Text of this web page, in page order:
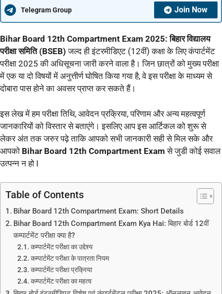
Telegram Group Join Now
Bihar Board 12th Compartment Exam 2025: बिहार विद्यालय
परीक्षा समिति (BSEB) जल्द ही इंटरमीडिएट (12वीं) कक्षा के लिए कंपार्टमेंट
परीक्षा 2025 की अधिसूचना जारी करने वाला है। जिन छात्रों को मुख्य परीक्षा
में एक या दो विषयों में अनुत्तीर्ण घोषित किया गया है, वे इस परीक्षा के माध्यम से
दोबारा पास होने का अवसर प्राप्त कर सकते हैं।
इस लेख में हम परीक्षा तिथि, आवेदन प्रक्रिया, परिणाम और अन्य महत्वपूर्ण
जानकारियों को विस्तार से बताएंगे। इसलिए आप इस आर्टिकल को शुरू से
लेकर अंत तक जरुर पढ़े ताकि आपको सभी जानकारी सही से मिल सके और
आपको Bihar Board 12th Compartment Exam से जुडी कोई सवाल
उत्पन्न न हो I
Table of Contents
Bihar Board 12th Compartment Exam: Short Details
Bihar Board 12th Compartment Exam Kya Hai: बिहार बोर्ड 12वीं
कम्पार्टमेंट परीक्षा क्या है?
कम्पार्टमेंट परीक्षा का उद्देश्य
कम्पार्टमेंट परीक्षा के पात्रता नियम
कम्पार्टमेंट परीक्षा प्रक्रिया
कम्पार्टमेंट परीक्षा का महत्व